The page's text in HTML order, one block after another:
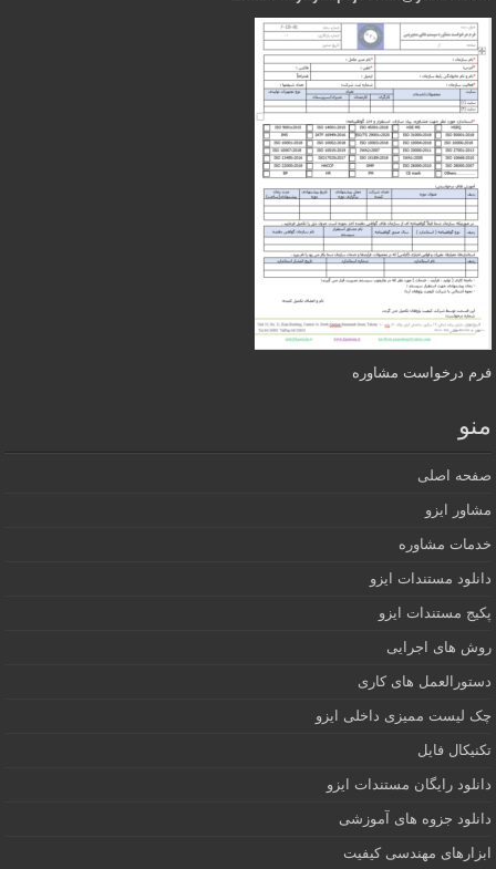
فرم درخواست مشاوره
منو
صفحه اصلی
مشاور ایزو
خدمات مشاوره
دانلود مستندات ایزو
پکیج مستندات ایزو
روش های اجرایی
دستورالعمل های کاری
چک لیست ممیزی داخلی ایزو
تکنیکال فایل
دانلود رایگان مستندات ایزو
دانلود جزوه های آموزشی
ابزارهای مهندسی کیفیت